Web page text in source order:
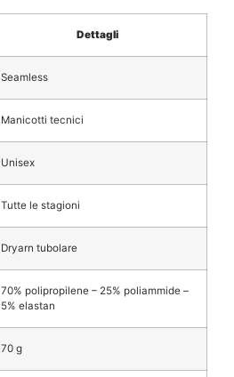
Dettagli
Seamless
Manicotti tecnici
Unisex
Tutte le stagioni
Dryarn tubolare
70% polipropilene – 25% poliammide –
5% elastan
70 g